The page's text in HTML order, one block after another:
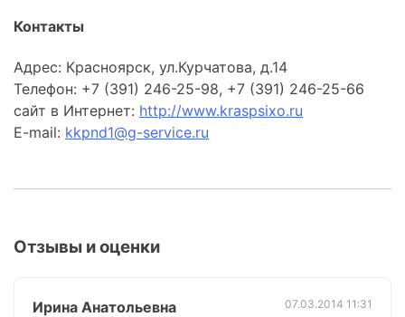
Контакты
Адрес: Красноярск, ул.Курчатова, д.14
Телефон: +7 (391) 246-25-98, +7 (391) 246-25-66
сайт в Интернет: http://www.kraspsixo.ru
E-mail: kkpnd1@g-service.ru
Отзывы и оценки
Ирина Анатольевна 07.03.2014 11:31